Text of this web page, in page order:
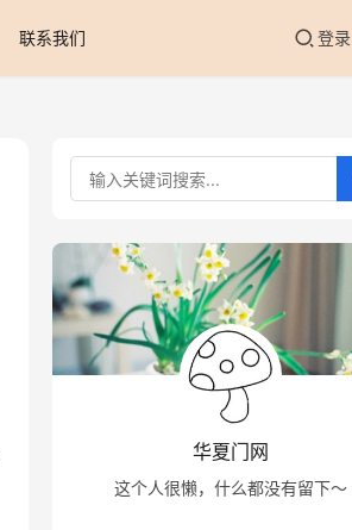
联系我们 登录
华夏门网
这个人很懒，什么都没有留下～